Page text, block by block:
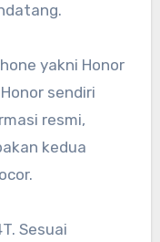
yakni Honor
sendiri
resmi,
kedua
Sesuai